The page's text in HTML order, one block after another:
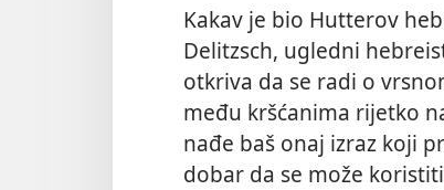
Kakav je bio Hutterov
Delitzsch, ugledni
otkriva da se radi o
među kršćanima rijetko
nađe baš onaj izraz koji
dobar da se može